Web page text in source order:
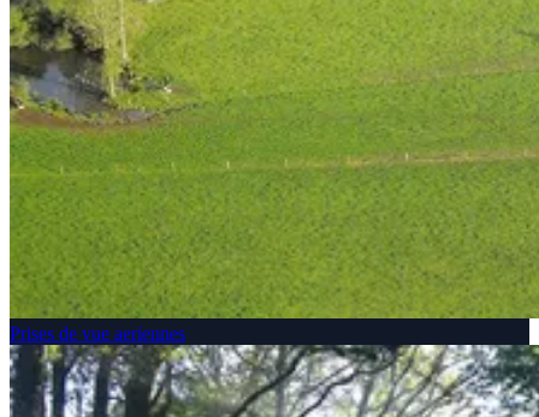
Prises de vue aeriennes